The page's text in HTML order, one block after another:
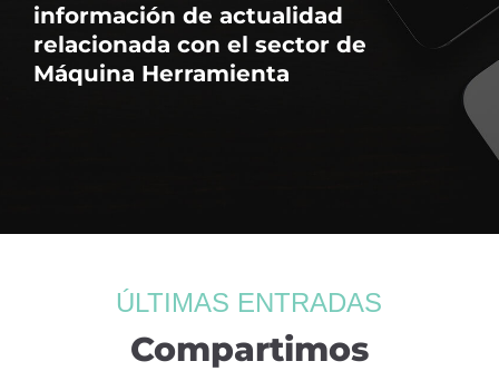
información de actualidad
relacionada con el sector de
Máquina Herramienta
ÚLTIMAS ENTRADAS
Compartimos